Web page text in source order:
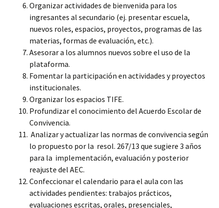
Organizar actividades de bienvenida para los
ingresantes al secundario (ej. presentar escuela,
nuevos roles, espacios, proyectos, programas de las
materias, formas de evaluación, etc.).
Asesorar a los alumnos nuevos sobre el uso de la
plataforma.
Fomentar la participación en actividades y proyectos
institucionales.
Organizar los espacios TIFE.
Profundizar el conocimiento del Acuerdo Escolar de
Convivencia.
Analizar y actualizar las normas de convivencia según
lo propuesto por la resol. 267/13 que sugiere 3 años
para la implementación, evaluación y posterior
reajuste del AEC.
Confeccionar el calendario para el aula con las
actividades pendientes: trabajos prácticos,
evaluaciones escritas, orales, presenciales,